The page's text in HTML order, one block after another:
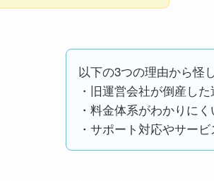
以下の3つの理由から怪
・旧運営会社が倒産し
・料金体系がわかりに
・サポート対応やサー